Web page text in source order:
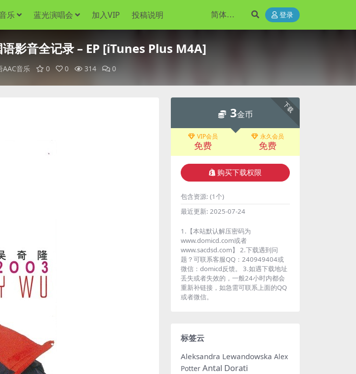
乐 蓝光演唱会 加入VIP 投稿说明 登录
影音全记录 – EP [iTunes Plus M4A]
AAC音乐 0 0 314 0
下载
3金币
VIP会员
免费
永久会员
免费
购买下载权限
包含资源: (1个)
最近更新: 2025-07-24
1.【本站默认解压密码为
www.domicd.com或者
www.sacdsd.com】 2.下载遇到问
题？可联系客服QQ：240949404或
微信：domicd反馈。 3.如遇下载地址
丢失或者失效的，一般24小时内都会
重新补链接，如急需可联系上面的QQ
或者微信。
标签云
Aleksandra Lewandowska Alex
Potter Antal Dorati